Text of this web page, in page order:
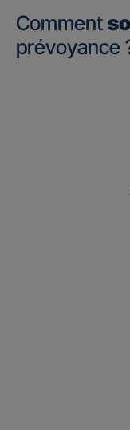
Comment
prévoyance